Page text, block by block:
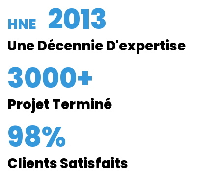
HNE 2013
Une Décennie D'expertise
3000+
Projet Terminé
98%
Clients Satisfaits